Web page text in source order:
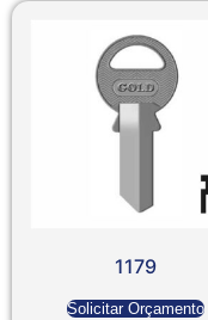
1179
Solicitar Orçamento